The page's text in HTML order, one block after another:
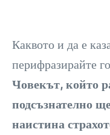
Каквото и да е
перифразирайте
Човекът, който
подсъзнателно
наистина